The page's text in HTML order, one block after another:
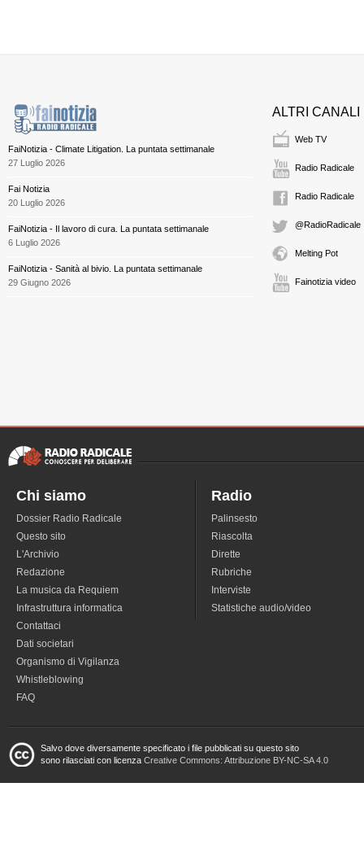
FaiNotizia - Climate Litigation. La puntata settimanale
27 Luglio 2026
Fai Notizia
20 Luglio 2026
FaiNotizia - Il lavoro di cura. La puntata settimanale
6 Luglio 2026
FaiNotizia - Sanità al bivio. La puntata settimanale
29 Giugno 2026
ALTRI CANALI
Web TV
Radio Radicale
Radio Radicale
@RadioRadicale
Melting Pot
Fainotizia video
Chi siamo
Dossier Radio Radicale
Questo sito
L'Archivio
Redazione
La musica da Requiem
Infrastruttura informatica
Contattaci
Dati societari
Organismo di Vigilanza
Whistleblowing
FAQ
Radio
Palinsesto
Riascolta
Dirette
Rubriche
Interviste
Statistiche audio/video
Salvo dove diversamente specificato i file pubblicati su questo sito
sono rilasciati con licenza Creative Commons: Attribuzione BY-NC-SA 4.0